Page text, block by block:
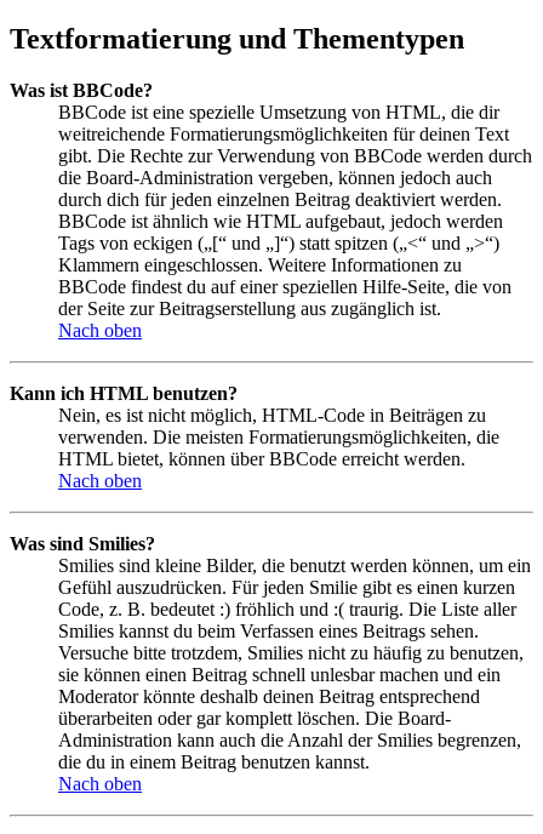
Textformatierung und Thementypen
Was ist BBCode?
BBCode ist eine spezielle Umsetzung von HTML, die dir
weitreichende Formatierungsmöglichkeiten für deinen Text
gibt. Die Rechte zur Verwendung von BBCode werden durch
die Board-Administration vergeben, können jedoch auch
durch dich für jeden einzelnen Beitrag deaktiviert werden.
BBCode ist ähnlich wie HTML aufgebaut, jedoch werden
Tags von eckigen („[“ und „]“) statt spitzen („<“ und „>“)
Klammern eingeschlossen. Weitere Informationen zu
BBCode findest du auf einer speziellen Hilfe-Seite, die von
der Seite zur Beitragserstellung aus zugänglich ist.
Nach oben
Kann ich HTML benutzen?
Nein, es ist nicht möglich, HTML-Code in Beiträgen zu
verwenden. Die meisten Formatierungsmöglichkeiten, die
HTML bietet, können über BBCode erreicht werden.
Nach oben
Was sind Smilies?
Smilies sind kleine Bilder, die benutzt werden können, um ein
Gefühl auszudrücken. Für jeden Smilie gibt es einen kurzen
Code, z. B. bedeutet :) fröhlich und :( traurig. Die Liste aller
Smilies kannst du beim Verfassen eines Beitrags sehen.
Versuche bitte trotzdem, Smilies nicht zu häufig zu benutzen,
sie können einen Beitrag schnell unlesbar machen und ein
Moderator könnte deshalb deinen Beitrag entsprechend
überarbeiten oder gar komplett löschen. Die Board-
Administration kann auch die Anzahl der Smilies begrenzen,
die du in einem Beitrag benutzen kannst.
Nach oben